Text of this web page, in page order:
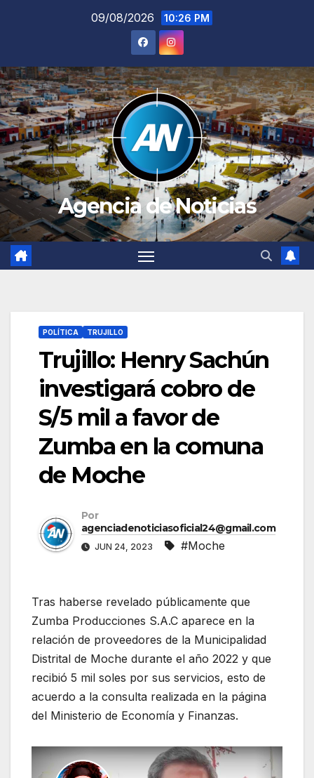
09/08/2026 10:26 PM
Agencia de Noticias
POLÍTICA TRUJILLO
Trujillo: Henry Sachún
investigará cobro de
S/5 mil a favor de
Zumba en la comuna
de Moche
Por
agenciadenoticiasoficial24@gmail.com
JUN 24, 2023 #Moche
Tras haberse revelado públicamente que
Zumba Producciones S.A.C aparece en la
relación de proveedores de la Municipalidad
Distrital de Moche durante el año 2022 y que
recibió 5 mil soles por sus servicios, esto de
acuerdo a la consulta realizada en la página
del Ministerio de Economía y Finanzas.